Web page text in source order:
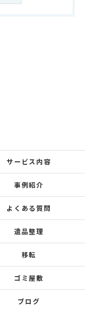
サービス内容
事例紹介
よくある質問
遺品整理
移転
ゴミ屋敷
ブログ